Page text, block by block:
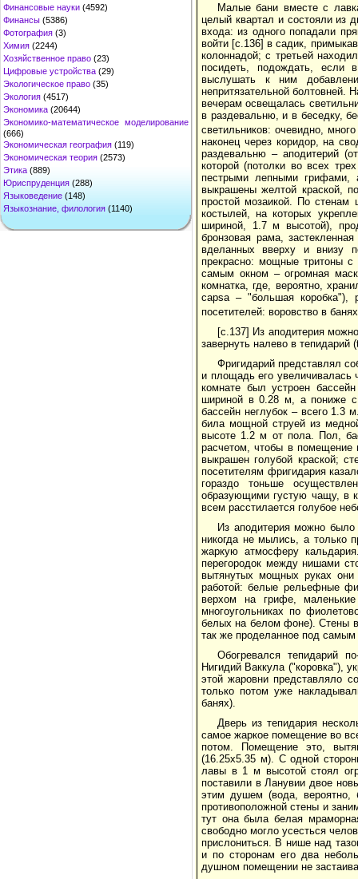
Финансовые науки (4592)
Финансы (5386)
Фотография (3)
Химия (2244)
Хозяйственное право (23)
Цифровые устройства (29)
Экологическое право (35)
Экология (4517)
Экономика (20644)
Экономико-математическое моделирование
(666)
Экономическая география (119)
Экономическая теория (2573)
Этика (889)
Юриспруденция (288)
Языковедение (148)
Языкознание, филология (1140)
Малые бани вместе с
целый квартал и состояли из
входа: из одного попадали
войти [с.136] в садик,
колоннадой; с третьей
посидеть, подождать, если
выслушать к ним
непритязательной болтовней.
вечерам освещалась
в раздевальню, и в беседку,
светильников: очевидно,
наконец через коридор, на
раздевальню – аподитерий
которой (потолки во всех
пестрыми лепными грифами,
выкрашены желтой краской,
простой мозаикой. По стенам
костылей, на которых
шириной, 1.7 м высотой),
бронзовая рама,
вделанных вверху и внизу
прекрасно: мощные тритоны
самым окном – огромная
комнатка, где, вероятно,
capsa – "большая коробка"),
посетителей: воровство в
[с.137] Из аподитерия
завернуть налево в тепидарий
Фригидарий представлял
и площадь его
комнате был устроен
шириной в 0.28 м, а пониже с
бассейн неглубок – всего 1.3
била мощной струей из
высоте 1.2 м от пола. Пол,
расчетом, чтобы в
выкрашен голубой краской;
посетителям фригидария
гораздо тоньше
образующими густую чащу, в
всем расстилается голубое
Из аподитерия можно
никогда не мылись, а только
жаркую атмосферу
перегородок между нишами
вытянутых мощных руках они
работой: белые рельефные
верхом на грифе,
многоугольниках по
белых на белом фоне). Стены
так же проделанное под
Обогревался тепидарий
Нигидий Ваккула ("коровка"),
этой жаровни представляло
только потом уже
банях).
Дверь из тепидария
самое жаркое помещение во
потом. Помещение это,
(16.25x5.35 м). С одной
лавы в 1 м высотой стоял
поставили в Ланувии двое
этим душем (вода, вероятно,
противоположной стены и
тут она была белая
свободно могло усесться
прислониться. В нише над
и по сторонам его два
душном помещении не